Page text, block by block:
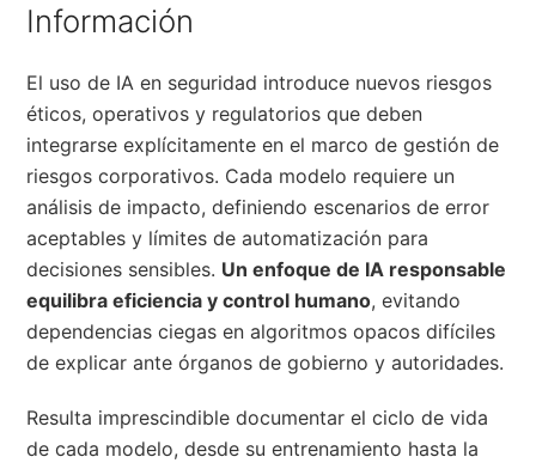
Información
El uso de IA en seguridad introduce nuevos riesgos
éticos, operativos y regulatorios que deben
integrarse explícitamente en el marco de gestión de
riesgos corporativos. Cada modelo requiere un
análisis de impacto, definiendo escenarios de error
aceptables y límites de automatización para
decisiones sensibles. Un enfoque de IA responsable
equilibra eficiencia y control humano, evitando
dependencias ciegas en algoritmos opacos difíciles
de explicar ante órganos de gobierno y autoridades.
Resulta imprescindible documentar el ciclo de vida
de cada modelo, desde su entrenamiento hasta la